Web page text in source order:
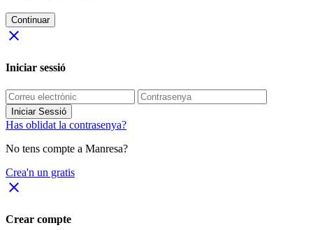
Continuar
close
Iniciar sessió
Iniciar Sessió
Has oblidat la contrasenya?
No tens compte a Manresa?
Crea'n un gratis
close
Crear compte